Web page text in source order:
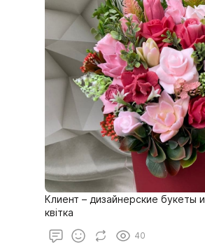
Клиент – дизайнерские букеты
квітка
40